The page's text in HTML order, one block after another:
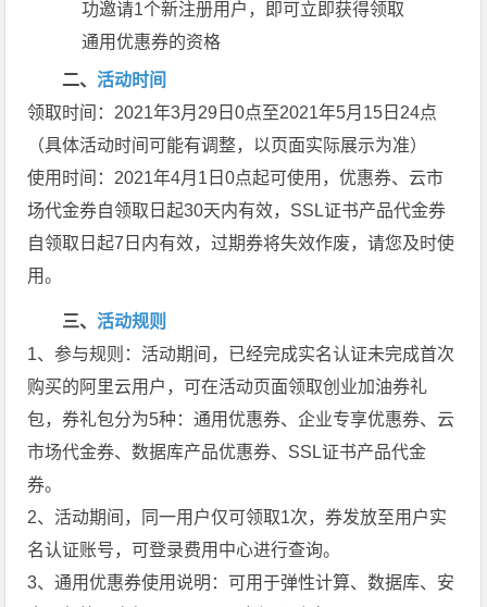
功邀请1个新注册用户，即可立即获得领取
通用优惠券的资格
二、活动时间
领取时间：2021年3月29日0点至2021年5月15日24点
（具体活动时间可能有调整，以页面实际展示为准）
使用时间：2021年4月1日0点起可使用，优惠券、云市
场代金券自领取日起30天内有效，SSL证书产品代金券
自领取日起7日内有效，过期券将失效作废，请您及时使
用。
三、活动规则
1、参与规则：活动期间，已经完成实名认证未完成首次
购买的阿里云用户，可在活动页面领取创业加油券礼
包，券礼包分为5种：通用优惠券、企业专享优惠券、云
市场代金券、数据库产品优惠券、SSL证书产品代金
券。
2、活动期间，同一用户仅可领取1次，券发放至用户实
名认证账号，可登录费用中心进行查询。
3、通用优惠券使用说明：可用于弹性计算、数据库、安